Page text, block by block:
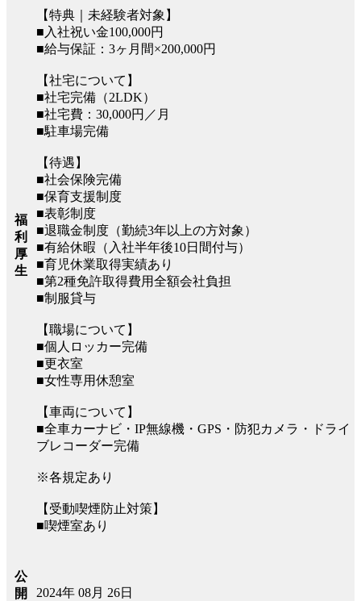
福
利
厚
生
【特典｜未経験者対象】
■入社祝い金100,000円
■給与保証：3ヶ月間×200,000円
【社宅について】
■社宅完備（2LDK）
■社宅費：30,000円／月
■駐車場完備
【待遇】
■社会保険完備
■保育支援制度
■表彰制度
■退職金制度（勤続3年以上の方対象）
■有給休暇（入社半年後10日間付与）
■育児休業取得実績あり
■第2種免許取得費用全額会社負担
■制服貸与
【職場について】
■個人ロッカー完備
■更衣室
■女性専用休憩室
【車両について】
■全車カーナビ・IP無線機・GPS・防犯カメラ・ドライ
ブレコーダー完備
※各規定あり
【受動喫煙防止対策】
■喫煙室あり
公
開
2024年 08月 26日